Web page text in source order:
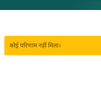
कोई परिणाम नहीं मिला।